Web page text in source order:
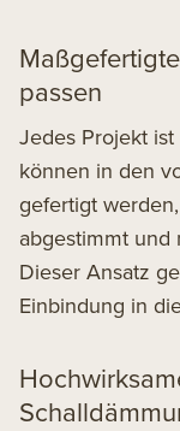
passen
Jedes Projekt
können in den
gefertigt
abgestimmt und
Dieser Ansatz
Einbindung in